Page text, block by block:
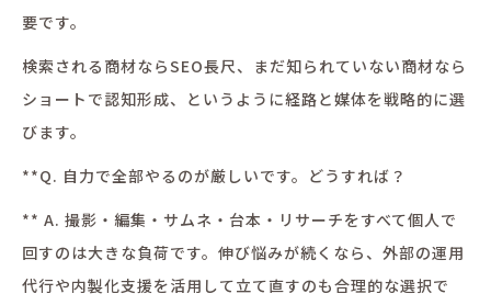
要です。
検索される商材ならSEO長尺、まだ知られていない商材なら
ショートで認知形成、というように経路と媒体を戦略的に選
びます。
**Q. 自力で全部やるのが厳しいです。どうすれば？
** A. 撮影・編集・サムネ・台本・リサーチをすべて個人で
回すのは大きな負荷です。伸び悩みが続くなら、外部の運用
代行や内製化支援を活用して立て直すのも合理的な選択で